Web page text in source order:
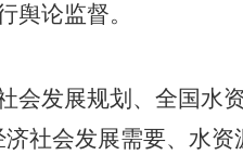
舆论监督。
会发展规划、全国水
社会发展需要、水资